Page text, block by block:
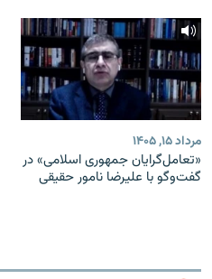
مرداد ۱۵, ۱۴۰۵
«تعامل‌گرایان جمهوری اسلامی» در
گفت‌وگو با علیرضا نامور حقیقی